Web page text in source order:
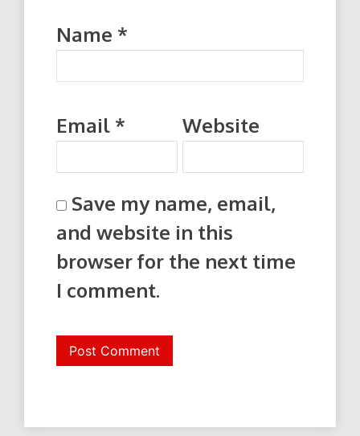
Name *
Email * Website
Save my name, email,
and website in this
browser for the next time
I comment.